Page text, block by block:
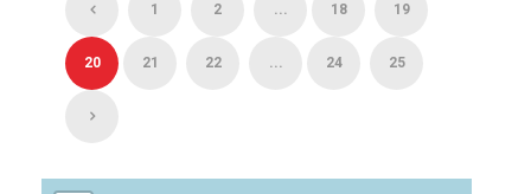
1 2 ... 18 19
20 21 22 ... 24 25